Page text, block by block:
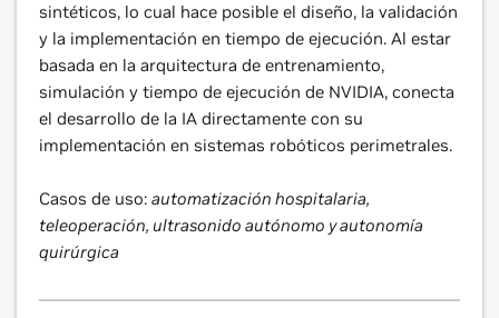
sintéticos, lo cual hace posible el diseño, la validación
y la implementación en tiempo de ejecución. Al estar
basada en la arquitectura de entrenamiento,
simulación y tiempo de ejecución de NVIDIA, conecta
el desarrollo de la IA directamente con su
implementación en sistemas robóticos perimetrales.
Casos de uso: automatización hospitalaria,
teleoperación, ultrasonido autónomo y autonomía
quirúrgica